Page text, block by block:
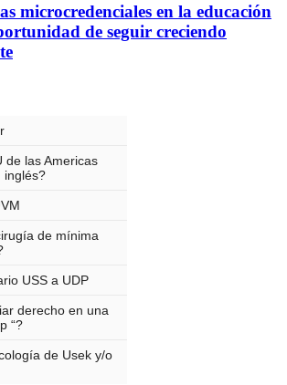
microcredenciales en la educación
de seguir creciendo